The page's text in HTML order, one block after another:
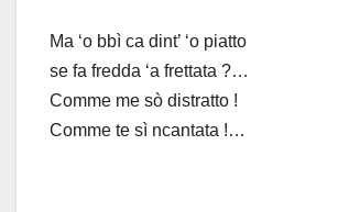
Ma ‘o bbì ca dint’ ‘o piatto
se fa fredda ‘a frettata ?…
Comme me sò distratto !
Comme te sì ncantata !…